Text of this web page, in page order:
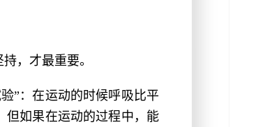
，才最重要。
”：在运动的时候呼吸比平
但如果在运动的过程中，能